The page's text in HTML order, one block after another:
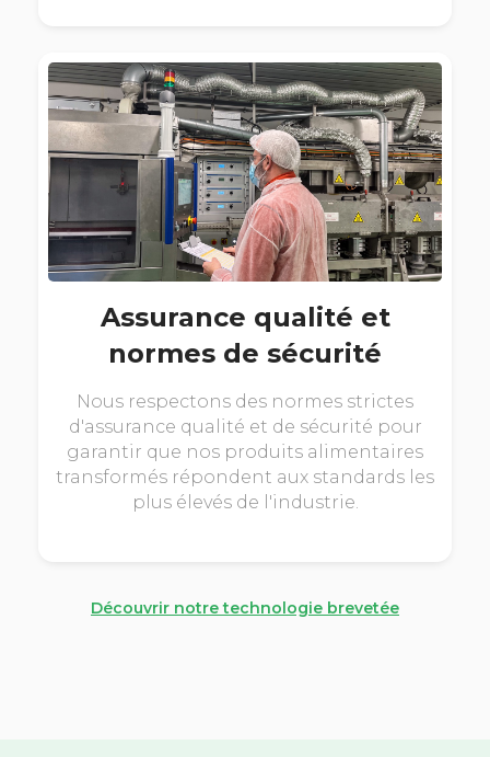
Assurance qualité et
normes de sécurité
Nous respectons des normes strictes
d'assurance qualité et de sécurité pour
garantir que nos produits alimentaires
transformés répondent aux standards les
plus élevés de l'industrie.
Découvrir notre technologie brevetée